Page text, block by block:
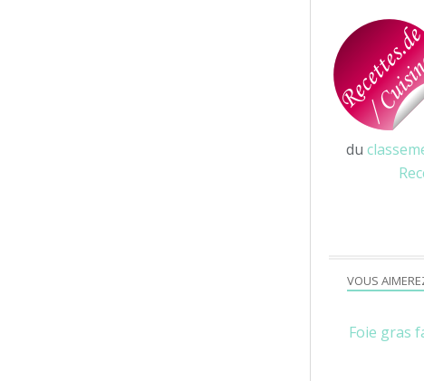
VOUS
Foie gras
du